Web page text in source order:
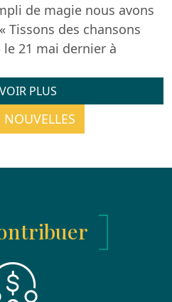
de magie nous avons
Tissons des chansons
21 mai dernier à
PLUS
NOUVELLES